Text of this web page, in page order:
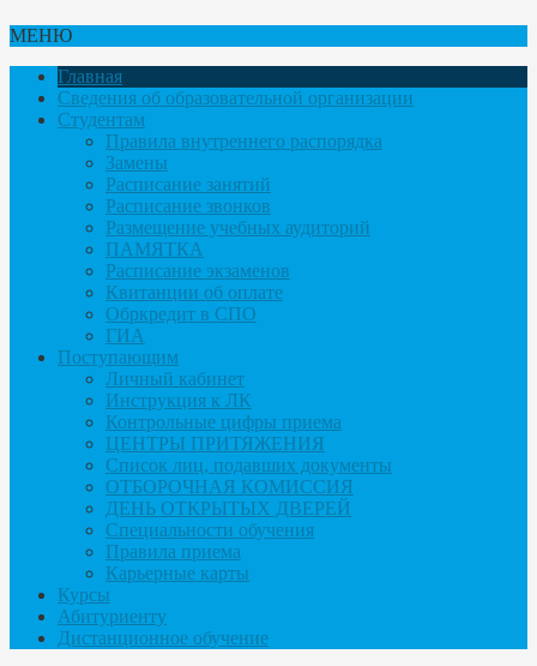
МЕНЮ
Главная
Сведения об образовательной организации
Студентам
Правила внутреннего распорядка
Замены
Расписание занятий
Расписание звонков
Размещение учебных аудиторий
ПАМЯТКА
Расписание экзаменов
Квитанции об оплате
Обркредит в СПО
ГИА
Поступающим
Личный кабинет
Инструкция к ЛК
Контрольные цифры приема
ЦЕНТРЫ ПРИТЯЖЕНИЯ
Список лиц, подавших документы
ОТБОРОЧНАЯ КОМИССИЯ
ДЕНЬ ОТКРЫТЫХ ДВЕРЕЙ
Специальности обучения
Правила приема
Карьерные карты
Курсы
Абитуриенту
Дистанционное обучение